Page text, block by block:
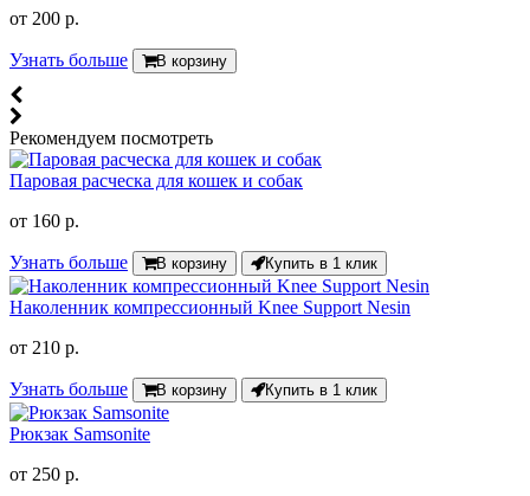
от 200 р.
Узнать больше В корзину
Рекомендуем посмотреть
Паровая расческа для кошек и собак
от 160 р.
Узнать больше В корзину Купить в 1 клик
Наколенник компрессионный Knee Support Nesin
от 210 р.
Узнать больше В корзину Купить в 1 клик
Рюкзак Samsonite
от 250 р.